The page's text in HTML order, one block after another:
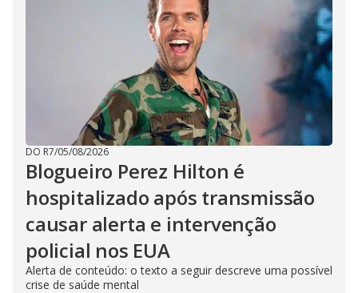
DO R7/05/08/2026
Blogueiro Perez Hilton é
hospitalizado após transmissão
causar alerta e intervenção
policial nos EUA
Alerta de conteúdo: o texto a seguir descreve uma possível
crise de saúde mental